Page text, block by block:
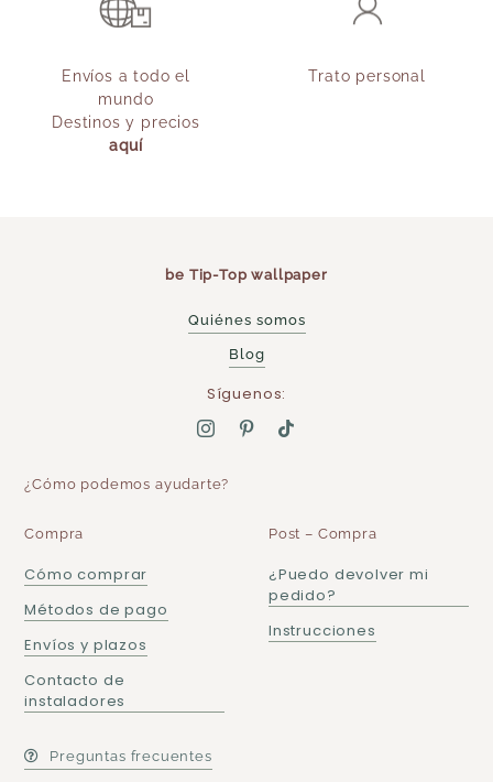
Envíos a todo el
mundo
Destinos y precios
aquí
Trato personal
be Tip-Top wallpaper
Quiénes somos
Blog
Síguenos:
¿Cómo podemos ayudarte?
Compra
Cómo comprar
Métodos de pago
Envíos y plazos
Contacto de
instaladores
Post – Compra
¿Puedo devolver mi
pedido?
Instrucciones
Preguntas frecuentes